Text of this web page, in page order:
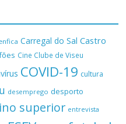
Carregal do Sal Castro
Cine Clube de Viseu
COVID-19 cultura
desemprego desporto
superior entrevista